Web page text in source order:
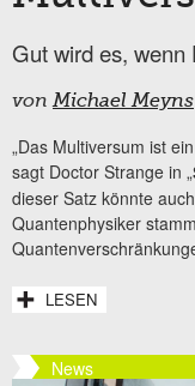
Gut wird es, wenn
vonMichael Meyns
„Das Multiversum ist
sagt Doctor Strange in „
dieser Satz könnte
Quantenphysiker
LESEN
News